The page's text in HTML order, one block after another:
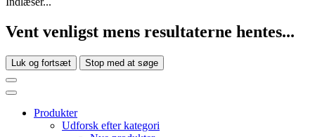
Vent venligst mens resultaterne hentes...
Luk og fortsæt Stop med at søge
Produkter
Udforsk efter kategori